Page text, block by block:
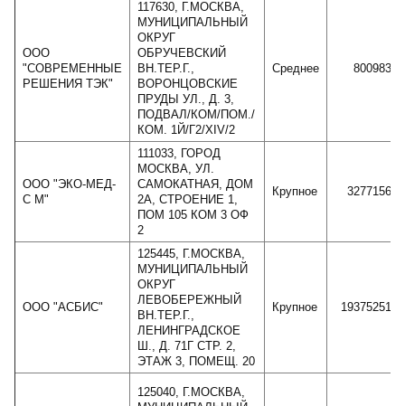
ООО
"СОВРЕМЕННЫЕ
РЕШЕНИЯ ТЭК"
117630, Г.МОСКВА,
МУНИЦИПАЛЬНЫЙ
ОКРУГ
ОБРУЧЕВСКИЙ
ВН.ТЕР.Г.,
ВОРОНЦОВСКИЕ
ПРУДЫ УЛ., Д. 3,
ПОДВАЛ/КОМ/ПОМ./
КОМ. 1Й/Г2/XIV/2
Среднее 800983
ООО "ЭКО-МЕД-
С М"
111033, ГОРОД
МОСКВА, УЛ.
САМОКАТНАЯ, ДОМ
2А, СТРОЕНИЕ 1,
ПОМ 105 КОМ 3 ОФ
2
Крупное 3277156
ООО "АСБИС"
125445, Г.МОСКВА,
МУНИЦИПАЛЬНЫЙ
ОКРУГ
ЛЕВОБЕРЕЖНЫЙ
ВН.ТЕР.Г.,
ЛЕНИНГРАДСКОЕ
Ш., Д. 71Г СТР. 2,
ЭТАЖ 3, ПОМЕЩ. 20
Крупное 19375251
125040, Г.МОСКВА,